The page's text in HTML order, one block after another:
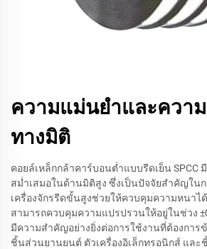
ความแม่นยำและควา
ทางมิติ
คอยล์เหล็กกล้าคาร์บอนต่ำแบบรีดเย็น SPCC
สม่ำเสมอในด้านมิติสูง ซึ่งเป็นปัจจัยสำคัญใน
เครื่องจักรรีดขั้นสูงช่วยให้ควบคุมความหนาไ
สามารถควบคุมความแปรปรวนให้อยู่ในช่วง
มีความสำคัญอย่างยิ่งต่อการใช้งานที่ต้องกา
ชิ้นส่วนยานยนต์ ตัวเครื่องอิเล็กทรอนิกส์ และ